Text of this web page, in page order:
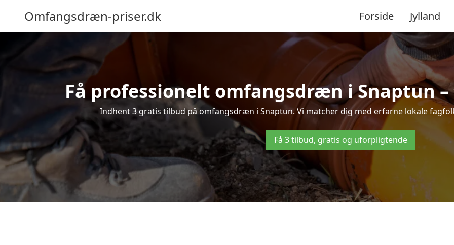
Omfangsdræn-priser.dk Forside Jylland
Få professionelt omfangsdræn i Snaptun
Indhent 3 gratis tilbud på omfangsdræn i Snaptun. Vi matcher dig med erfarne lokale
Få 3 tilbud, gratis og uforpligtende